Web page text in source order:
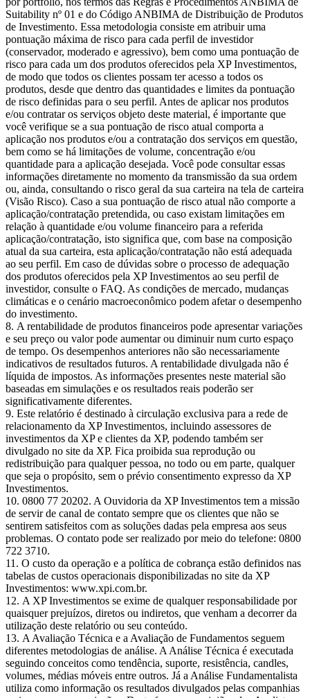
Suitability nº 01 e do Código ANBIMA de Distribuição de Produtos
de Investimento. Essa metodologia consiste em atribuir uma
pontuação máxima de risco para cada perfil de investidor
(conservador, moderado e agressivo), bem como uma pontuação de
risco para cada um dos produtos oferecidos pela XP Investimentos,
de modo que todos os clientes possam ter acesso a todos os
produtos, desde que dentro das quantidades e limites da pontuação
de risco definidas para o seu perfil. Antes de aplicar nos produtos
e/ou contratar os serviços objeto deste material, é importante que
você verifique se a sua pontuação de risco atual comporta a
aplicação nos produtos e/ou a contratação dos serviços em questão,
bem como se há limitações de volume, concentração e/ou
quantidade para a aplicação desejada. Você pode consultar essas
informações diretamente no momento da transmissão da sua ordem
ou, ainda, consultando o risco geral da sua carteira na tela de carteira
(Visão Risco). Caso a sua pontuação de risco atual não comporte a
aplicação/contratação pretendida, ou caso existam limitações em
relação à quantidade e/ou volume financeiro para a referida
aplicação/contratação, isto significa que, com base na composição
atual da sua carteira, esta aplicação/contratação não está adequada
ao seu perfil. Em caso de dúvidas sobre o processo de adequação
dos produtos oferecidos pela XP Investimentos ao seu perfil de
investidor, consulte o FAQ. As condições de mercado, mudanças
climáticas e o cenário macroeconômico podem afetar o desempenho
do investimento.
A rentabilidade de produtos financeiros pode apresentar variações
e seu preço ou valor pode aumentar ou diminuir num curto espaço
de tempo. Os desempenhos anteriores não são necessariamente
indicativos de resultados futuros. A rentabilidade divulgada não é
líquida de impostos. As informações presentes neste material são
baseadas em simulações e os resultados reais poderão ser
significativamente diferentes.
Este relatório é destinado à circulação exclusiva para a rede de
relacionamento da XP Investimentos, incluindo assessores de
investimentos da XP e clientes da XP, podendo também ser
divulgado no site da XP. Fica proibida sua reprodução ou
redistribuição para qualquer pessoa, no todo ou em parte, qualquer
que seja o propósito, sem o prévio consentimento expresso da XP
Investimentos.
0800 77 20202. A Ouvidoria da XP Investimentos tem a missão
de servir de canal de contato sempre que os clientes que não se
sentirem satisfeitos com as soluções dadas pela empresa aos seus
problemas. O contato pode ser realizado por meio do telefone: 0800
722 3710.
O custo da operação e a política de cobrança estão definidos nas
tabelas de custos operacionais disponibilizadas no site da XP
Investimentos: www.xpi.com.br.
A XP Investimentos se exime de qualquer responsabilidade por
quaisquer prejuízos, diretos ou indiretos, que venham a decorrer da
utilização deste relatório ou seu conteúdo.
A Avaliação Técnica e a Avaliação de Fundamentos seguem
diferentes metodologias de análise. A Análise Técnica é executada
seguindo conceitos como tendência, suporte, resistência, candles,
volumes, médias móveis entre outros. Já a Análise Fundamentalista
utiliza como informação os resultados divulgados pelas companhias